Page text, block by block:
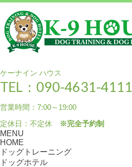
ケーナイン ハウス
TEL：090-4631-4111
営業時間：7:00～19:00
定休日：不定休
※完全予約制
MENU
HOME
ドッグトレーニング
ドッグホテル